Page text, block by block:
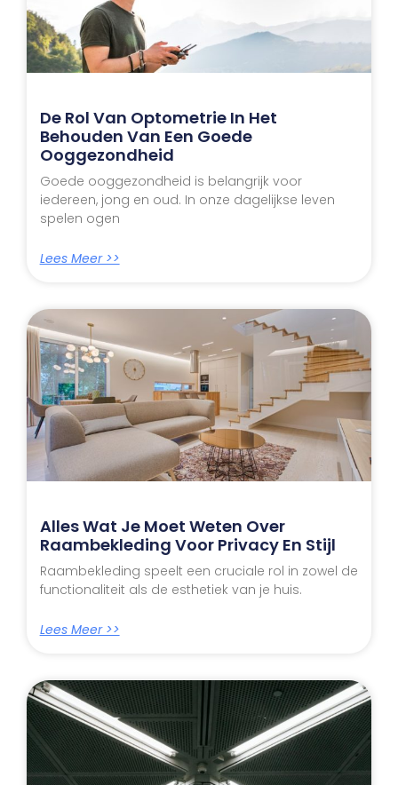
De Rol Van Optometrie In Het
Behouden Van Een Goede
Ooggezondheid
Goede ooggezondheid is belangrijk voor
iedereen, jong en oud. In onze dagelijkse leven
spelen ogen
Lees Meer >>
Alles Wat Je Moet Weten Over
Raambekleding Voor Privacy En Stijl
Raambekleding speelt een cruciale rol in zowel de
functionaliteit als de esthetiek van je huis.
Lees Meer >>